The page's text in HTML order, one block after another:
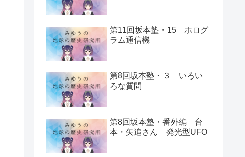
第11回坂本塾・15 ホログ
ラム通信機
第8回坂本塾・３ いろい
ろな質問
第8回坂本塾・番外編 台
本・矢追さん 発光型UFO